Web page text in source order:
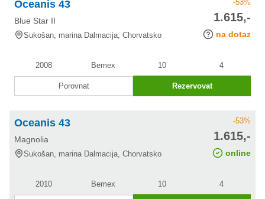
Oceanis 43
Blue Star II
Sukošan, marina Dalmacija, Chorvatsko
2008 Bemex 10 4
cena po
slevě
-53%
1.615,-
na dotaz
Porovnat Rezervovat
Oceanis 43
Magnolia
Sukošan, marina Dalmacija, Chorvatsko
2010 Bemex 10 4
cena po
slevě
-53%
1.615,-
online